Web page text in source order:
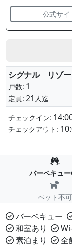
公式サイ
シグナル リゾー
戸数: 1
定員: 21 人迄
チェックイン:
チェックアウト:
バーベキュ
ペット不可
バーベキュー
和室あり
素泊まり
全